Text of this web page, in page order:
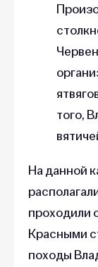
того,
На данной
проходили
Красными
походы